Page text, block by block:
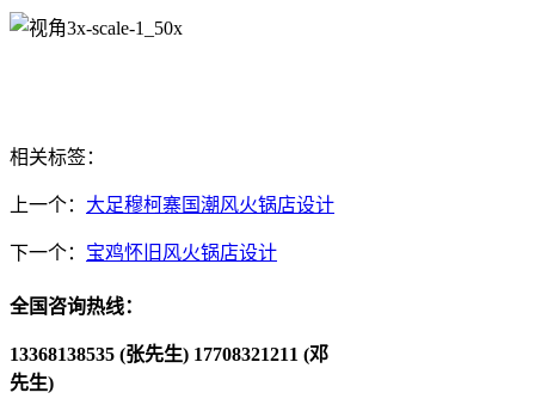
相关标签：
上一个： 大足穆柯寨国潮风火锅店设计
下一个： 宝鸡怀旧风火锅店设计
全国咨询热线：
13368138535 (张先生) 17708321211 (邓
先生)